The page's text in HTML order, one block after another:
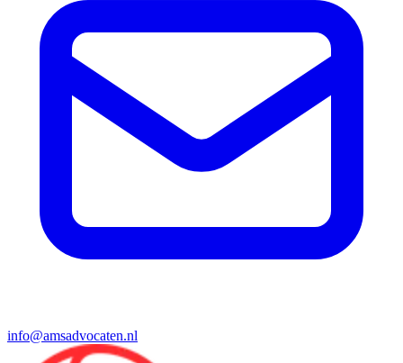
info@amsadvocaten.nl